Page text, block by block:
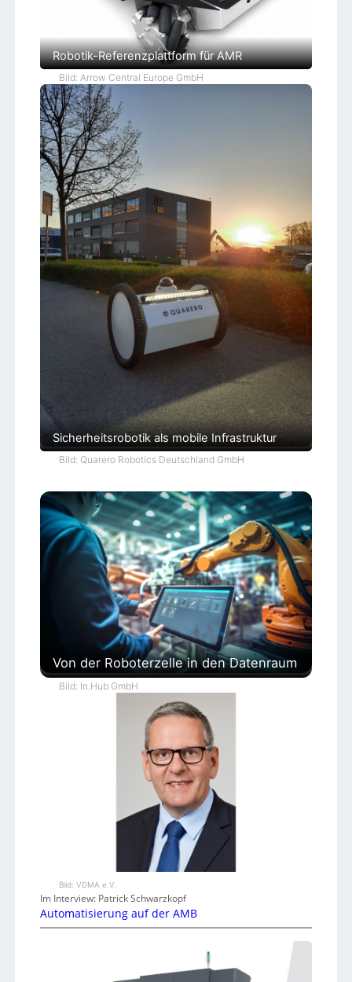
Robotik-Referenzplattform für AMR
Bild: Arrow Central Europe GmbH
Sicherheitsrobotik als mobile Infrastruktur
Bild: Quarero Robotics Deutschland GmbH
Von der Roboterzelle in den Datenraum
Bild: In.Hub GmbH
Bild: VDMA e.V.
Im Interview: Patrick Schwarzkopf
Automatisierung auf der AMB